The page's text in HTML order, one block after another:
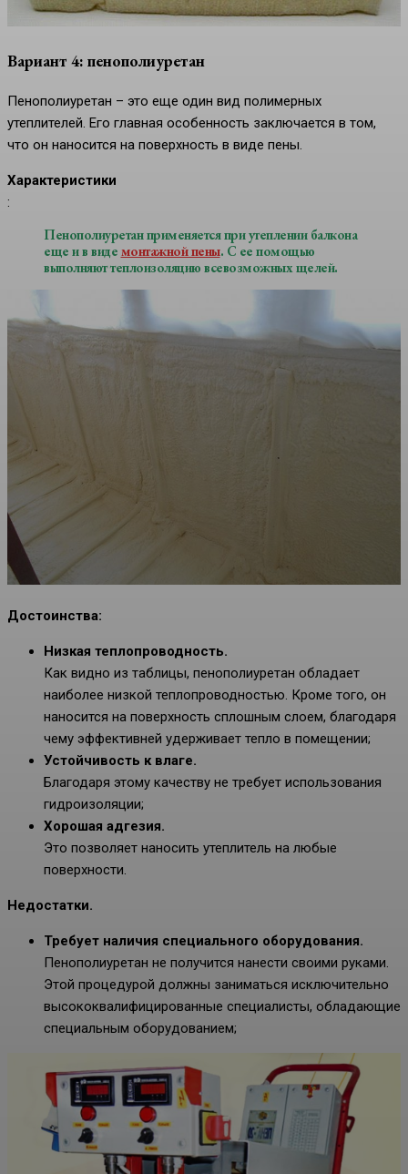
Вариант 4: пенополиуретан
Пенополиуретан – это еще один вид полимерных
утеплителей. Его главная особенность заключается в том,
что он наносится на поверхность в виде пены.
Характеристики
:
Пенополиуретан применяется при утеплении балкона
еще и в виде монтажной пены. С ее помощью
выполняют теплоизоляцию всевозможных щелей.
Достоинства:
Низкая теплопроводность.
Как видно из таблицы, пенополиуретан обладает
наиболее низкой теплопроводностью. Кроме того, он
наносится на поверхность сплошным слоем, благодаря
чему эффективней удерживает тепло в помещении;
Устойчивость к влаге.
Благодаря этому качеству не требует использования
гидроизоляции;
Хорошая адгезия.
Это позволяет наносить утеплитель на любые
поверхности.
Недостатки.
Требует наличия специального оборудования.
Пенополиуретан не получится нанести своими руками.
Этой процедурой должны заниматься исключительно
высококвалифицированные специалисты, обладающие
специальным оборудованием;